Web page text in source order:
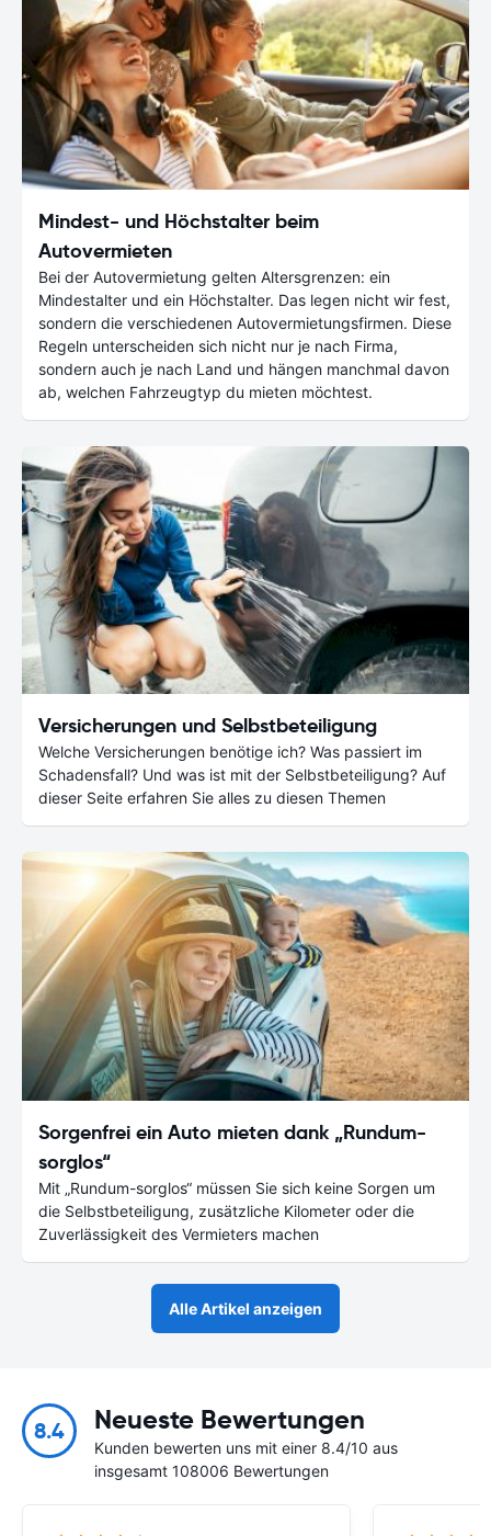
Mindest- und Höchstalter beim
Autovermieten
Bei der Autovermietung gelten Altersgrenzen: ein
Mindestalter und ein Höchstalter. Das legen nicht wir fest,
sondern die verschiedenen Autovermietungsfirmen. Diese
Regeln unterscheiden sich nicht nur je nach Firma,
sondern auch je nach Land und hängen manchmal davon
ab, welchen Fahrzeugtyp du mieten möchtest.
Versicherungen und Selbstbeteiligung
Welche Versicherungen benötige ich? Was passiert im
Schadensfall? Und was ist mit der Selbstbeteiligung? Auf
dieser Seite erfahren Sie alles zu diesen Themen
Sorgenfrei ein Auto mieten dank „Rundum-
sorglos“
Mit „Rundum-sorglos“ müssen Sie sich keine Sorgen um
die Selbstbeteiligung, zusätzliche Kilometer oder die
Zuverlässigkeit des Vermieters machen
Alle Artikel anzeigen
8.4 Neueste Bewertungen
Kunden bewerten uns mit einer 8.4/10 aus
insgesamt 108006 Bewertungen